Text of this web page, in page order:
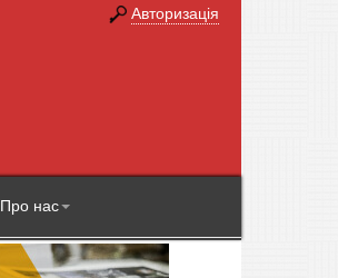
Авторизація
Про нас